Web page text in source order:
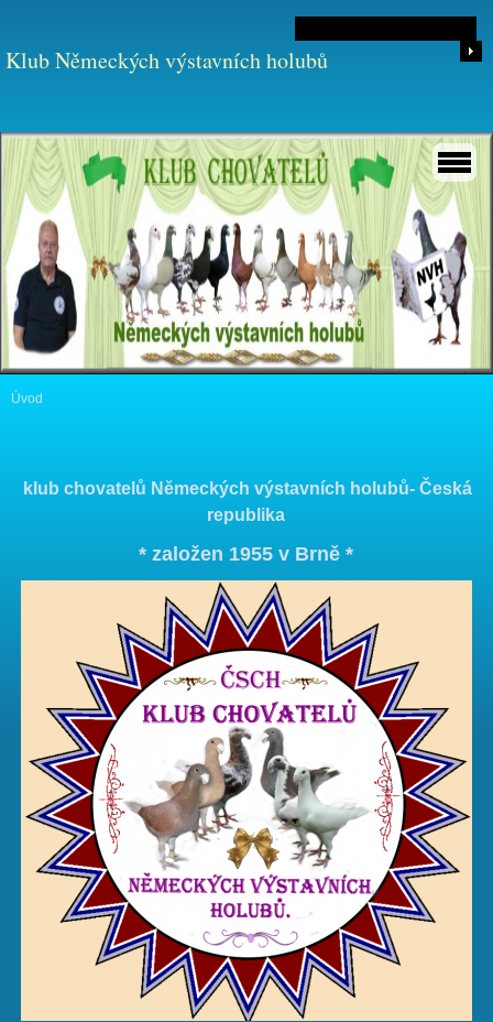
Klub Německých výstavních holubů
Úvod
klub chovatelů Německých výstavních holubů- Česká
republika
* založen 1955 v Brně *